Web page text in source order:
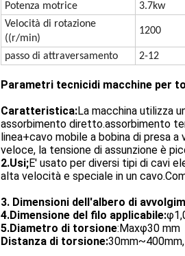
Potenza motrice
3.7kw
Velocità di rotazione
((r/min)
1200
passo di attraversamento 2-12
Parametri tecnicidi macchine per
Caratteristica:La macchina utilizza
assorbimento diretto.assorbimento
linea+cavo mobile a bobina di presa
veloce, la tensione di assunzione è
2.Usi;E' usato per diversi tipi di cavi
alta velocità e speciale in un
3. Dimensioni dell'albero di
4.Dimensione del filo applicabile:
5.Diametro di torsione:Maxφ30 mm
Distanza di torsione: